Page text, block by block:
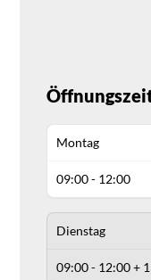
Montag
09:00 - 12:00
Dienstag
09:00 - 12:00 +